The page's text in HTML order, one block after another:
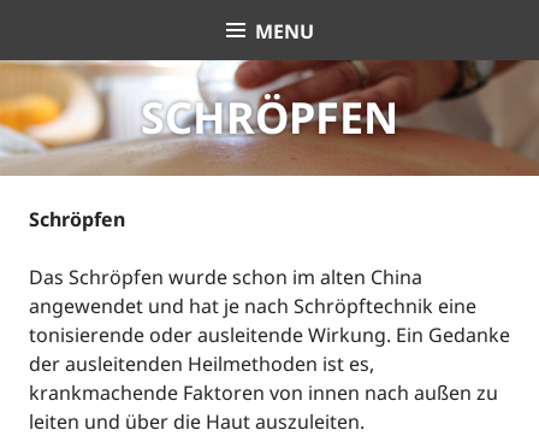
contentAntoniella Holland |
Heilpraktikerin | Praxis
für Traditionelle
Chinesische Medizin
(TCM) und Akupunktur
| Qigong |
Schmerztherapie nach
MENU
SCHRÖPFEN
Schröpfen
Das Schröpfen wurde schon im alten China
angewendet und hat je nach Schröpftechnik eine
tonisierende oder ausleitende Wirkung. Ein Gedanke
der ausleitenden Heilmethoden ist es,
krankmachende Faktoren von innen nach außen zu
leiten und über die Haut auszuleiten.